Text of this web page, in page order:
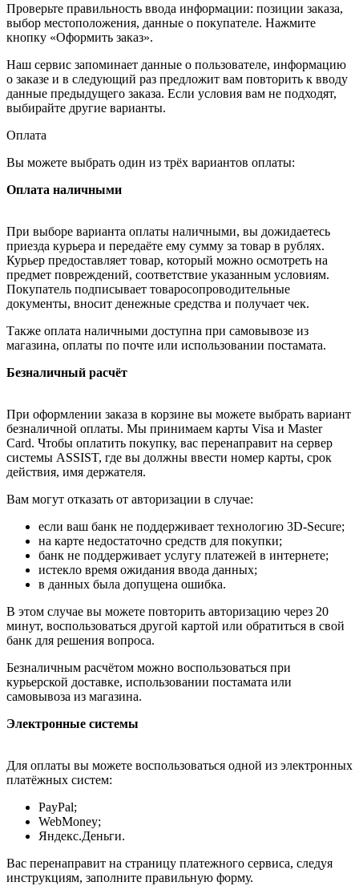
Проверьте правильность ввода информации: позиции заказа,
выбор местоположения, данные о покупателе. Нажмите
кнопку «Оформить заказ».
Наш сервис запоминает данные о пользователе, информацию
о заказе и в следующий раз предложит вам повторить к вводу
данные предыдущего заказа. Если условия вам не подходят,
выбирайте другие варианты.
Оплата
Вы можете выбрать один из трёх вариантов оплаты:
Оплата наличными
При выборе варианта оплаты наличными, вы дожидаетесь
приезда курьера и передаёте ему сумму за товар в рублях.
Курьер предоставляет товар, который можно осмотреть на
предмет повреждений, соответствие указанным условиям.
Покупатель подписывает товаросопроводительные
документы, вносит денежные средства и получает чек.
Также оплата наличными доступна при самовывозе из
магазина, оплаты по почте или использовании постамата.
Безналичный расчёт
При оформлении заказа в корзине вы можете выбрать вариант
безналичной оплаты. Мы принимаем карты Visa и Master
Card. Чтобы оплатить покупку, вас перенаправит на сервер
системы ASSIST, где вы должны ввести номер карты, срок
действия, имя держателя.
Вам могут отказать от авторизации в случае:
если ваш банк не поддерживает технологию 3D-Secure;
на карте недостаточно средств для покупки;
банк не поддерживает услугу платежей в интернете;
истекло время ожидания ввода данных;
в данных была допущена ошибка.
В этом случае вы можете повторить авторизацию через 20
минут, воспользоваться другой картой или обратиться в свой
банк для решения вопроса.
Безналичным расчётом можно воспользоваться при
курьерской доставке, использовании постамата или
самовывоза из магазина.
Электронные системы
Для оплаты вы можете воспользоваться одной из электронных
платёжных систем:
PayPal;
WebMoney;
Яндекс.Деньги.
Вас перенаправит на страницу платежного сервиса, следуя
инструкциям, заполните правильную форму.